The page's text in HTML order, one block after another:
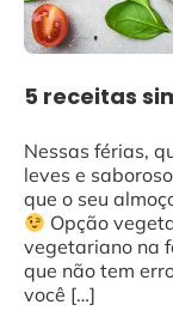
5 receitas
Nessas férias,
leves e
que o seu
Opção
vegetariano na
que não tem
você […]